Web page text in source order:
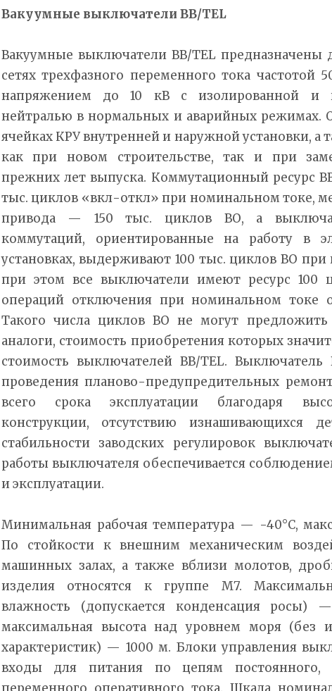
Вакуумные выключатели ВВ/TEL
Вакуумные выключатели ВВ/TEL предназначены
сетях трехфазного переменного тока частотой
напряжением до 10 кВ с изолированной и
нейтралью в нормальных и аварийных режимах.
ячейках КРУ внутренней и наружной установки, а
как при новом строительстве, так и при
прежних лет выпуска. Коммутационный ресурс
тыс. циклов «вкл-откл» при номинальном токе,
привода — 150 тыс. циклов ВО, а
коммутаций, ориентированные на работу в
установках, выдерживают 100 тыс. циклов ВО
при этом все выключатели имеют ресурс 100
операций отключения при номинальном токе
Такого числа циклов ВО не могут
аналоги, стоимость приобретения которых
стоимость выключателей ВВ/TEL. Выключатель
проведения планово-предупредительных
всего срока эксплуатации благодаря
конструкции, отсутствию изнашивающихся
стабильности заводских регулировок
работы выключателя обеспечивается
и эксплуатации.
Минимальная рабочая температура — -40°С,
По стойкости к внешним механическим
машинных залах, а также вблизи молотов,
изделия относятся к группе М7.
влажность (допускается конденсация росы)
максимальная высота над уровнем моря (без
характеристик) — 1000 м. Блоки управления
входы для питания по цепям постоянного,